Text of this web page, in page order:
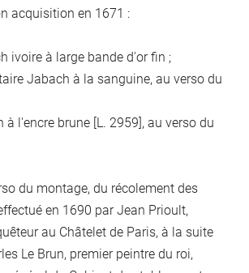
acquisition en 1671 :
ivoire à large bande d'or fin ;
Jabach à la sanguine, au verso du
à l'encre brune [L. 2959], au verso du
du montage, du récolement des
en 1690 par Jean Prioult,
au Châtelet de Paris, à la suite
Le Brun, premier peintre du roi,